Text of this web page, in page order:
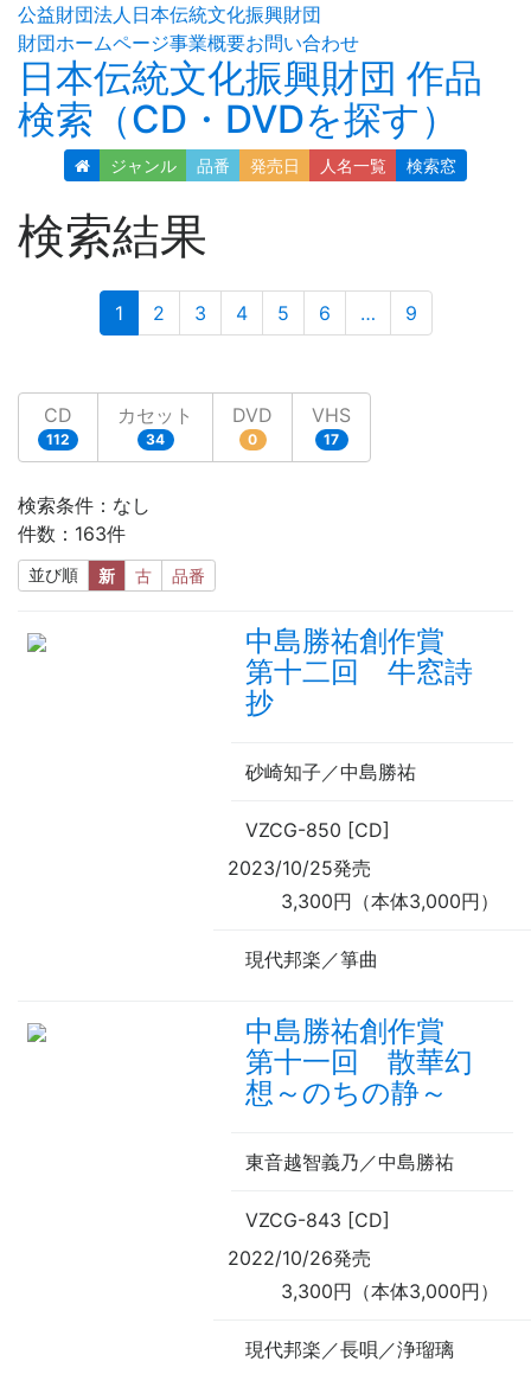
公益財団法人日本伝統文化振興財団
財団ホームページ事業概要お問い合わせ
日本伝統文化振興財団 作品
検索（CD・DVDを探す）
ジャンル 品番 発売日 人名一覧 検索窓
検索結果
1(current)
2 3 4 5 6 … 9
CD
112
カセット
34
DVD
0
VHS
17
検索条件：なし
件数：163件
並び順 新 古 品番
中島勝祐創作賞
第十二回 牛窓詩
抄
砂崎知子／中島勝祐
VZCG-850 [CD]
2023/10/25発売
3,300円（本体3,000円）
現代邦楽／箏曲
中島勝祐創作賞
第十一回 散華幻
想～のちの静～
東音越智義乃／中島勝祐
VZCG-843 [CD]
2022/10/26発売
3,300円（本体3,000円）
現代邦楽／長唄／浄瑠璃